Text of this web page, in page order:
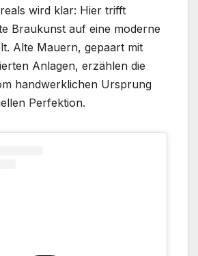
wird klar: Hier trifft
Braukunst auf eine moderne
Alte Mauern, gepaart mit
Anlagen, erzählen die
handwerklichen Ursprung
Perfektion.